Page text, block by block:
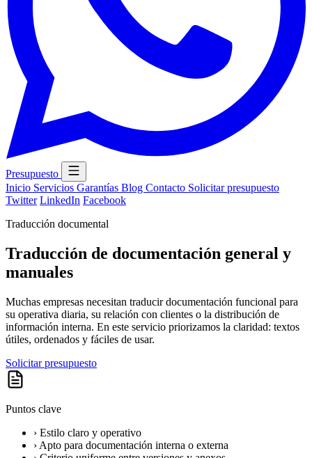
Presupuesto
Inicio Servicios Garantías Blog Contacto Solicitar presupuesto
Twitter LinkedIn Facebook
Traducción documental
Traducción de documentación general y
manuales
Muchas empresas necesitan traducir documentación funcional para
su operativa diaria, su relación con clientes o la distribución de
información interna. En este servicio priorizamos la claridad: textos
útiles, ordenados y fáciles de usar.
Solicitar presupuesto
Puntos clave
› Estilo claro y operativo
› Apto para documentación interna o externa